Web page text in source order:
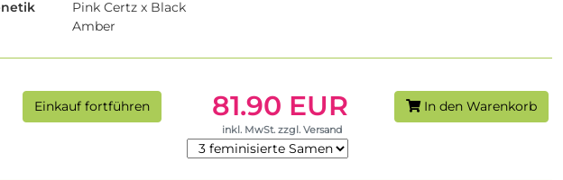
Pink Certz x Black
Amber
Einkauf fortführen 81.90 EUR
inkl. MwSt. zzgl. Versand
In den Warenkorb